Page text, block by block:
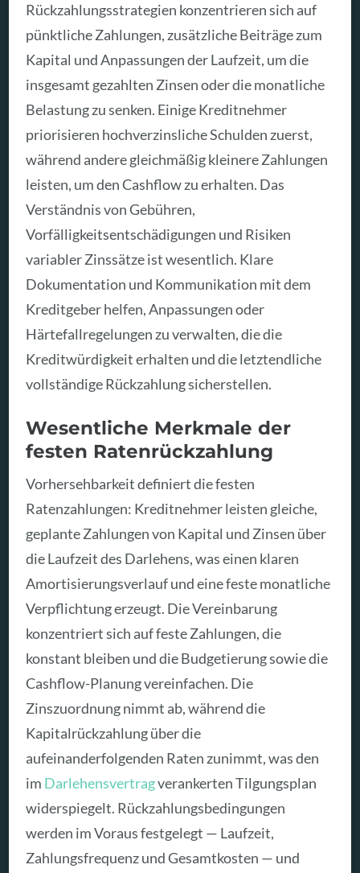
Rückzahlungsstrategien konzentrieren sich auf
pünktliche Zahlungen, zusätzliche Beiträge zum
Kapital und Anpassungen der Laufzeit, um die
insgesamt gezahlten Zinsen oder die monatliche
Belastung zu senken. Einige Kreditnehmer
priorisieren hochverzinsliche Schulden zuerst,
während andere gleichmäßig kleinere Zahlungen
leisten, um den Cashflow zu erhalten. Das
Verständnis von Gebühren,
Vorfälligkeitsentschädigungen und Risiken
variabler Zinssätze ist wesentlich. Klare
Dokumentation und Kommunikation mit dem
Kreditgeber helfen, Anpassungen oder
Härtefallregelungen zu verwalten, die die
Kreditwürdigkeit erhalten und die letztendliche
vollständige Rückzahlung sicherstellen.
Wesentliche Merkmale der
festen Ratenrückzahlung
Vorhersehbarkeit definiert die festen
Ratenzahlungen: Kreditnehmer leisten gleiche,
geplante Zahlungen von Kapital und Zinsen über
die Laufzeit des Darlehens, was einen klaren
Amortisierungsverlauf und eine feste monatliche
Verpflichtung erzeugt. Die Vereinbarung
konzentriert sich auf feste Zahlungen, die
konstant bleiben und die Budgetierung sowie die
Cashflow-Planung vereinfachen. Die
Zinszuordnung nimmt ab, während die
Kapitalrückzahlung über die
aufeinanderfolgenden Raten zunimmt, was den
im Darlehensvertragverankerten Tilgungsplan
widerspiegelt. Rückzahlungsbedingungen
werden im Voraus festgelegt — Laufzeit,
Zahlungsfrequenz und Gesamtkosten — und